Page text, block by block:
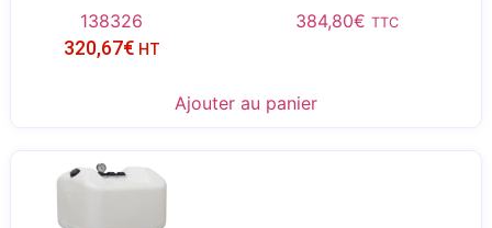
138326 384,80€ TTC
320,67€ HT
Ajouter au panier